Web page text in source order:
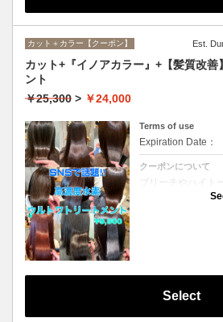
カット＋カラー【クーポン】 Est.
カット+『イノアカラー』+【髪質改善
ント
￥25,300 > ￥24,000
Terms of use
Expiration Date：
クーポンについて
ブリーチやハイト
イジング毛にお悩
世代、髪質、メニ
Select